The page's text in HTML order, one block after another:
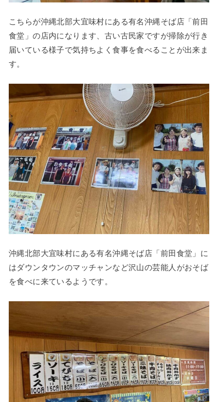
こちらが沖縄北部大宜味村にある有名沖縄そば店「前田
食堂」の店内になります、古い古民家ですが掃除が行き
届いている様子で気持ちよく食事を食べることが出来ま
す。
沖縄北部大宜味村にある有名沖縄そば店「前田食堂」に
はダウンタウンのマッチャンなど沢山の芸能人がおそば
を食べに来ているようです。